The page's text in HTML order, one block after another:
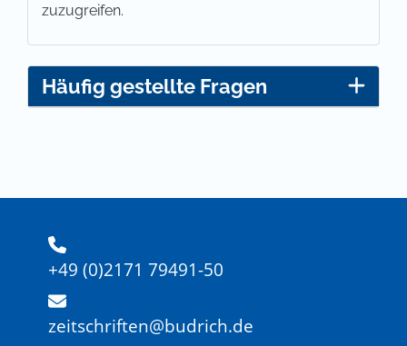
zuzugreifen.
Häufig gestellte Fragen
+49 (0)2171 79491-50
zeitschriften@budrich.de